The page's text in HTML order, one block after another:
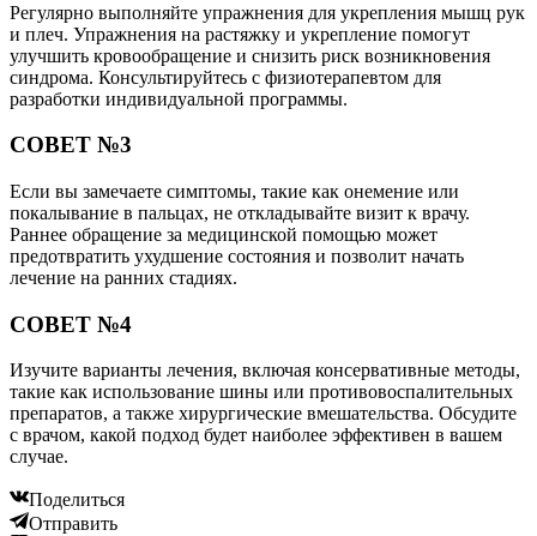
Регулярно выполняйте упражнения для укрепления мышц рук
и плеч. Упражнения на растяжку и укрепление помогут
улучшить кровообращение и снизить риск возникновения
синдрома. Консультируйтесь с физиотерапевтом для
разработки индивидуальной программы.
СОВЕТ №3
Если вы замечаете симптомы, такие как онемение или
покалывание в пальцах, не откладывайте визит к врачу.
Раннее обращение за медицинской помощью может
предотвратить ухудшение состояния и позволит начать
лечение на ранних стадиях.
СОВЕТ №4
Изучите варианты лечения, включая консервативные методы,
такие как использование шины или противовоспалительных
препаратов, а также хирургические вмешательства. Обсудите
с врачом, какой подход будет наиболее эффективен в вашем
случае.
Поделиться
Отправить